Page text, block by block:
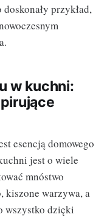
przykład,
w kuchni:
esencją domowego
jest o wiele
mnóstwo
kiszone warzywa, a
wszystko dzięki